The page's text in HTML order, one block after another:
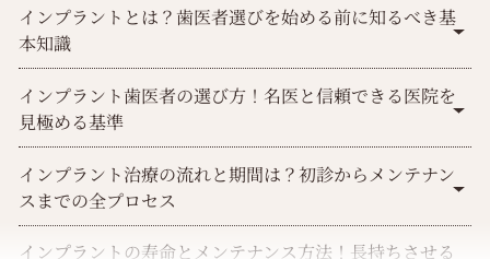
インプラントとは？歯医者選びを始める前に知るべき基
本知識
インプラント歯医者の選び方！名医と信頼できる医院を
見極める基準
インプラント治療の流れと期間は？初診からメンテナン
スまでの全プロセス
インプラントの寿命とメンテナンス方法！長持ちさせる